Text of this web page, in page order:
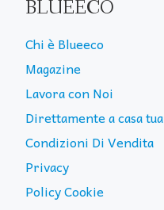
BLUEECO
Chi è Blueeco
Magazine
Lavora con Noi
Direttamente a casa tua
Condizioni Di Vendita
Privacy
Policy Cookie